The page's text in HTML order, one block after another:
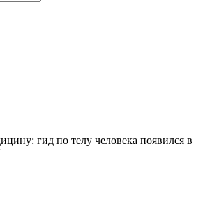
гид по телу человека появился в